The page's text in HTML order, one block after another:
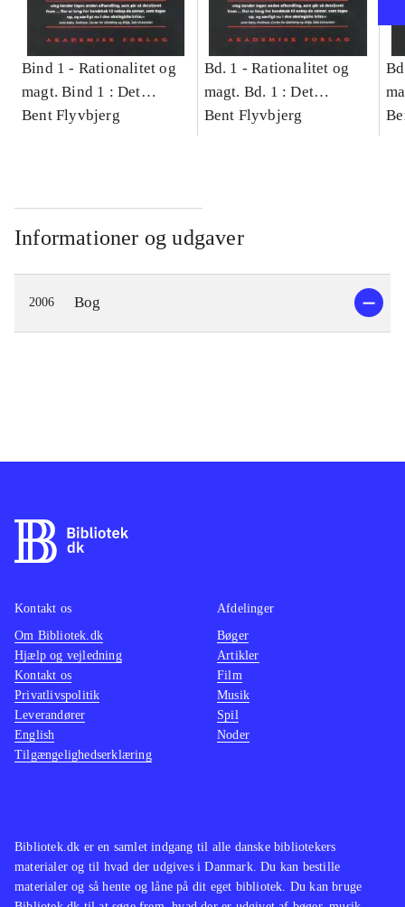
Bind 1 - Rationalitet og
magt. Bind 1 : Det
konkretes videnskab
Bent Flyvbjerg
Bd. 1 -Rationalitet og
magt. Bd. 1 : Det
konkretes videnskab
Bent Flyvbjerg
Informationer og udgaver
2006 Bog
Bibliotek.dk er en samlet indgang til alle danske bibliotekers
materialer og til hvad der udgives i Danmark. Du kan bestille
materialer og så hente og låne på dit eget bibliotek. Du kan bruge
Kontakt os
Om Bibliotek.dk
Hjælp og vejledning
Kontakt os
Privatlivspolitik
Leverandører
English
Tilgængelighedserklæring
Afdelinger
Bøger
Artikler
Film
Musik
Spil
Noder